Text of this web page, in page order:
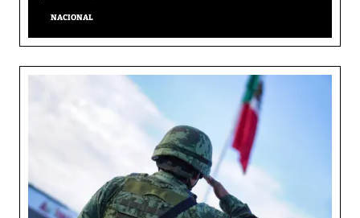
NACIONAL